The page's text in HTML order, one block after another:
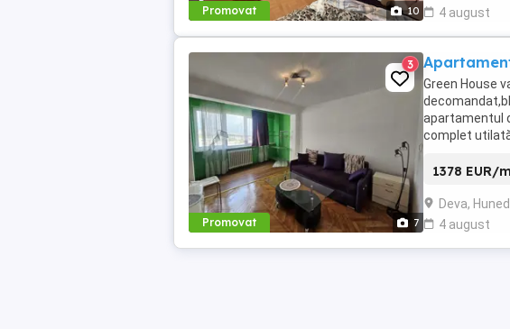
Promovat 10
4 august
Promovat 7
3
Green House
apartamentul
complet
1378 EUR/m
Deva,
4 august